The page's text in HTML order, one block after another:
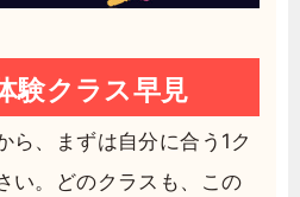
験クラス早見
ら、まずは自分に合う1ク
い。どのクラスも、この